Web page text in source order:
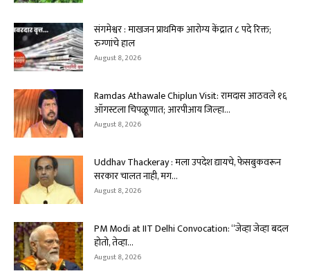
संगमेश्वर : माखजन प्राथमिक आरोग्य केंद्रात ८ पदे रिक्त;
रुग्णांचे हाल
August 8, 2026
Ramdas Athawale Chiplun Visit: रामदास आठवले १६
ऑगस्टला चिपळूणात; आरपीआय जिल्हा...
August 8, 2026
Uddhav Thackeray : मला उपदेश द्यायचे, फेसबुकवरून
सरकार चालत नाही, मग...
August 8, 2026
PM Modi at IIT Delhi Convocation: “जेव्हा जेव्हा बदल
होतो, तेव्हा...
August 8, 2026